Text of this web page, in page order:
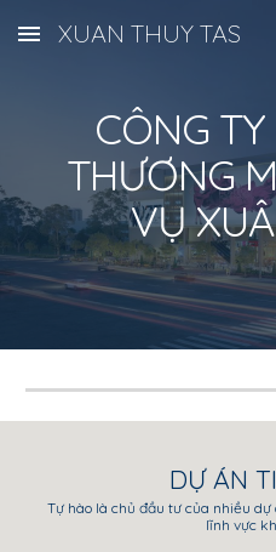
Skip to main content
XUAN THUY TAS
CÔNG
THƯƠNG
VỤ
DỰ ÁN
Tự hào là chủ đầu tư của nhiều
lĩnh vực